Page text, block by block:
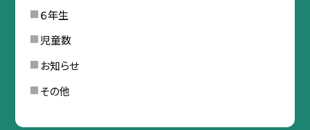
６年生
児童数
お知らせ
その他